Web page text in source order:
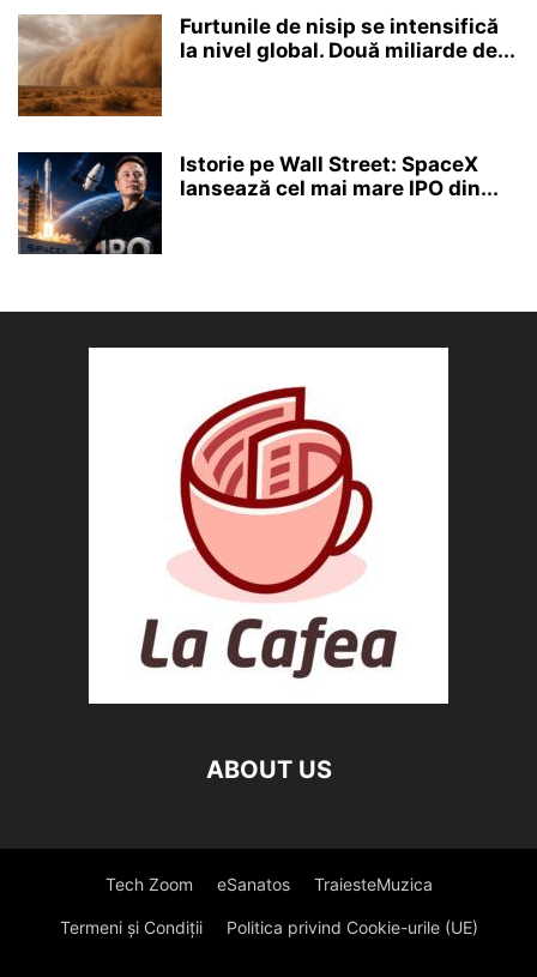
Furtunile de nisip se intensifică
la nivel global. Două miliarde de...
Istorie pe Wall Street: SpaceX
lansează cel mai mare IPO din...
ABOUT US
Tech Zoom eSanatos TraiesteMuzica
Termeni și Condiții Politica privind Cookie-urile (UE)